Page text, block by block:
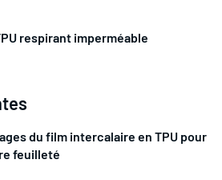
respirant imperméable
du film intercalaire en TPU pour
feuilleté